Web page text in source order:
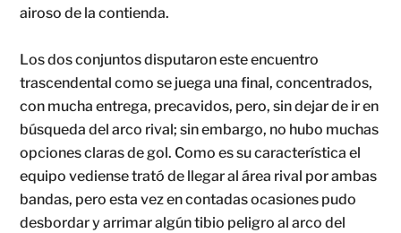
airoso de la contienda.
Los dos conjuntos disputaron este encuentro
trascendental como se juega una final, concentrados,
con mucha entrega, precavidos, pero, sin dejar de ir en
búsqueda del arco rival; sin embargo, no hubo muchas
opciones claras de gol. Como es su característica el
equipo vediense trató de llegar al área rival por ambas
bandas, pero esta vez en contadas ocasiones pudo
desbordar y arrimar algún tibio peligro al arco del